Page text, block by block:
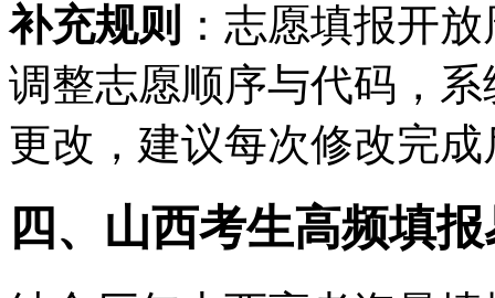
补充规则 ：志愿填报开
调整志愿顺序与代码，
更改，建议每次修改完
四、山西考生高频填